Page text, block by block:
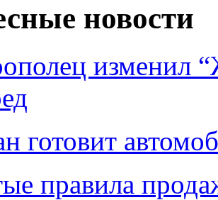
новости
изменил
готовит
прaвилa